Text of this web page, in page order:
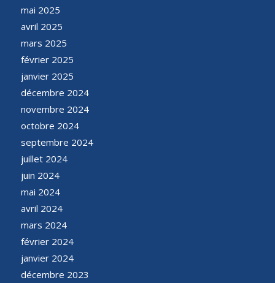
mai 2025
avril 2025
mars 2025
février 2025
janvier 2025
décembre 2024
novembre 2024
octobre 2024
septembre 2024
juillet 2024
juin 2024
mai 2024
avril 2024
mars 2024
février 2024
janvier 2024
décembre 2023